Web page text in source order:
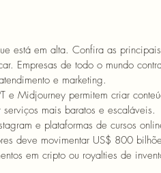
está em alta. Confira as
Empresas de todo o mundo
e marketing.
e Midjourney permitem criar
mais baratos e escaláveis.
e plataformas de cursos
deve movimentar US$ 800
em cripto ou royalties de